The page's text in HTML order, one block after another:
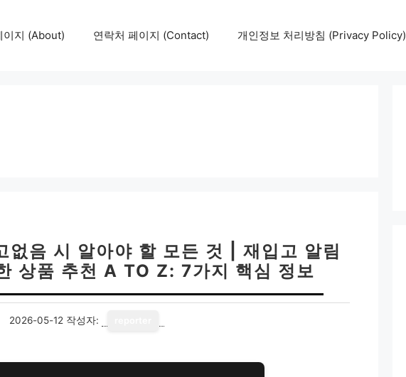
이지 (About) 연락처 페이지 (Contact) 개인정보 처리방침 (Privacy Policy)
없음 시 알아야 할 모든 것 | 재입고 알림
상품 추천 A TO Z: 7가지 핵심 정보
2026-05-12 작성자: